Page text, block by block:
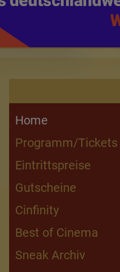
Home
Programm/Tickets
5,00 € Kinderkino
Kino für Frauen
Ferienkino
Best of Cinema
Sneak Preview
Anime
Vorpremiere
Eintrittspreise
Gutscheine
Cinfinity
Best of Cinema
Sneak Archiv